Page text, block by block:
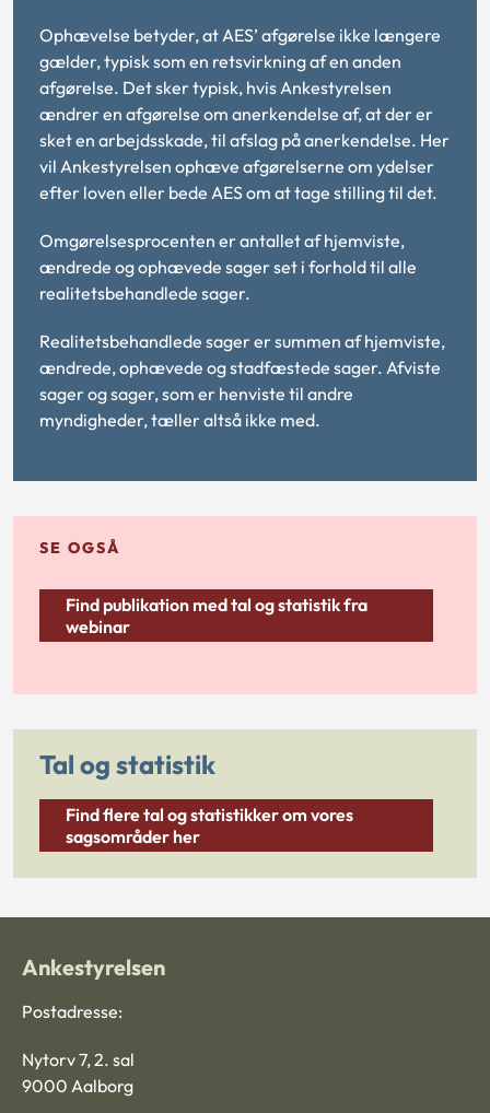
Ophævelse betyder, at AES’ afgørelse ikke længere
gælder, typisk som en retsvirkning af en anden
afgørelse. Det sker typisk, hvis Ankestyrelsen
ændrer en afgørelse om anerkendelse af, at der er
sket en arbejdsskade, til afslag på anerkendelse. Her
vil Ankestyrelsen ophæve afgørelserne om ydelser
efter loven eller bede AES om at tage stilling til det.
Omgørelsesprocenten er antallet af hjemviste,
ændrede og ophævede sager set i forhold til alle
realitetsbehandlede sager.
Realitetsbehandlede sager er summen af hjemviste,
ændrede, ophævede og stadfæstede sager. Afviste
sager og sager, som er henviste til andre
myndigheder, tæller altså ikke med.
SE OGSÅ
Find publikation med tal og statistik fra
webinar
Tal og statistik
Find flere tal og statistikker om vores
sagsområder her
Ankestyrelsen
Postadresse:
Nytorv 7, 2. sal
9000 Aalborg